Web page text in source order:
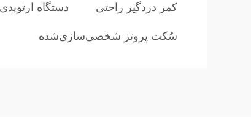
کمر دردگیر راحتی دستگاه
سُکت پروتز شخصی‌سازی‌شده